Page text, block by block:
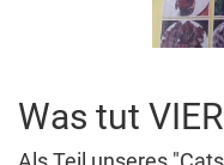
Was tut